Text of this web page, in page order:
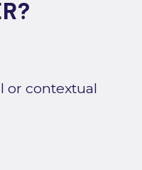
or contextual